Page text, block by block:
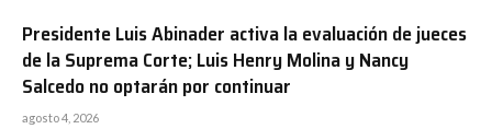
Presidente Luis Abinader activa la evaluación de jueces
de la Suprema Corte; Luis Henry Molina y Nancy
Salcedo no optarán por continuar
agosto 4, 2026